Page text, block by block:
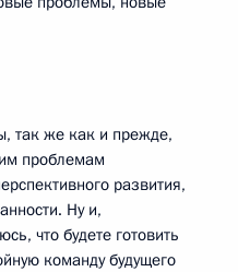
так же как и прежде,
проблемам
развития,
Ну и,
что будете готовить
команду будущего